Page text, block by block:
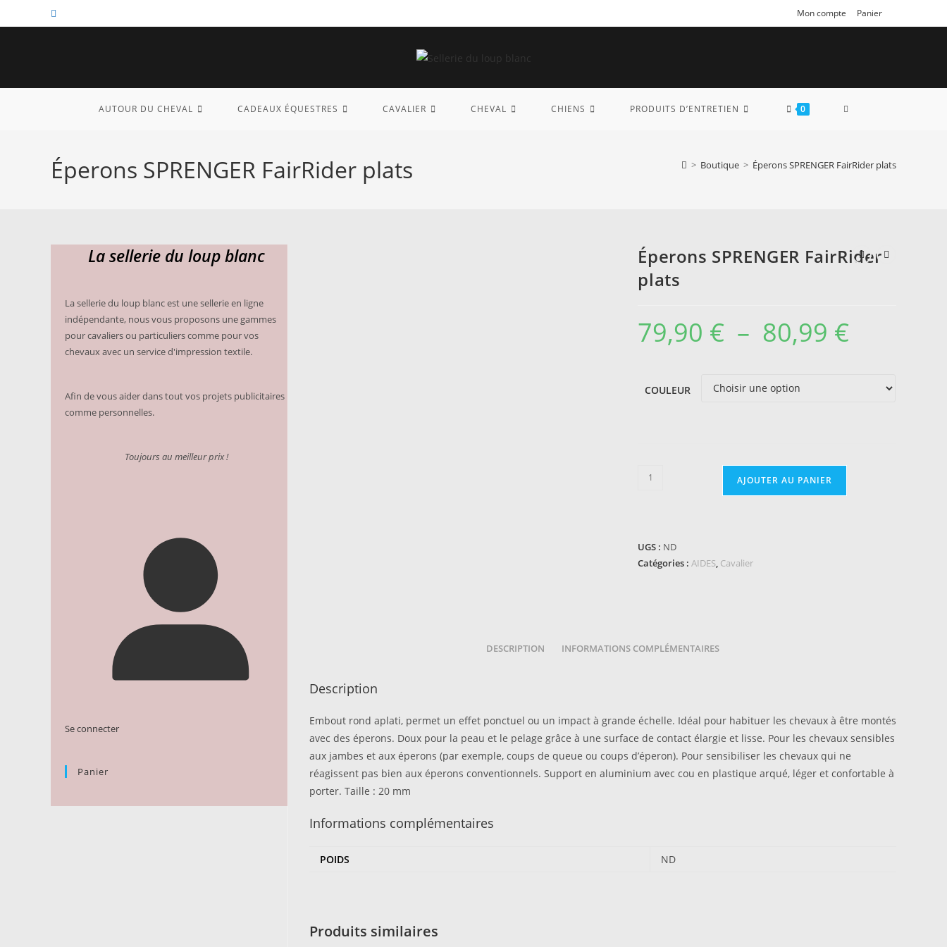
to
Mon compte Panier
AUTOUR DU CHEVAL CADEAUX ÉQUESTRES CAVALIER CHEVAL CHIENS PRODUITS D’ENTRETIEN 0 TOGGLE
Éperons SPRENGER FairRider plats > Boutique > Éperons SPRENGER FairRider plats
Éperons SPRENGER FairRider
plats
79,90 € – 80,99 €
COULEUR
quantité
FairRider
plats
AJOUTER AU PANIER
UGS : ND
Catégories :AIDES, Cavalier
DESCRIPTION INFORMATIONS COMPLÉMENTAIRES
Description
Embout rond aplati, permet un effet ponctuel ou un impact à grande échelle. Idéal pour habituer les chevaux à être montés
avec des éperons. Doux pour la peau et le pelage grâce à une surface de contact élargie et lisse. Pour les chevaux sensibles
aux jambes et aux éperons (par exemple, coups de queue ou coups d’éperon). Pour sensibiliser les chevaux qui ne
réagissent pas bien aux éperons conventionnels. Support en aluminium avec cou en plastique arqué, léger et confortable à
porter. Taille : 20 mm
Informations complémentaires
POIDS ND
Produits similaires
La sellerie du loup blanc
La sellerie du loup blanc est une sellerie en ligne
indépendante, nous vous proposons une gammes
pour cavaliers ou particuliers comme pour vos
chevaux avec un service d'impression textile.
Afin de vous aider dans tout vos projets publicitaires
comme personnelles.
Toujours au meilleur prix !
Se connecter
Panier